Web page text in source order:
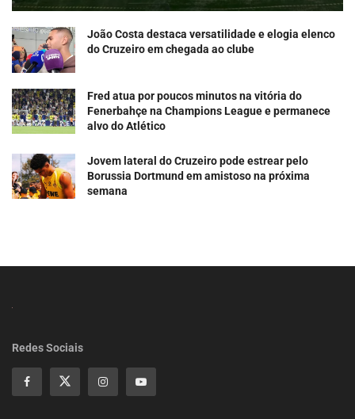
João Costa destaca versatilidade e elogia elenco
do Cruzeiro em chegada ao clube
Fred atua por poucos minutos na vitória do
Fenerbahçe na Champions League e permanece
alvo do Atlético
Jovem lateral do Cruzeiro pode estrear pelo
Borussia Dortmund em amistoso na próxima
semana
Redes Sociais